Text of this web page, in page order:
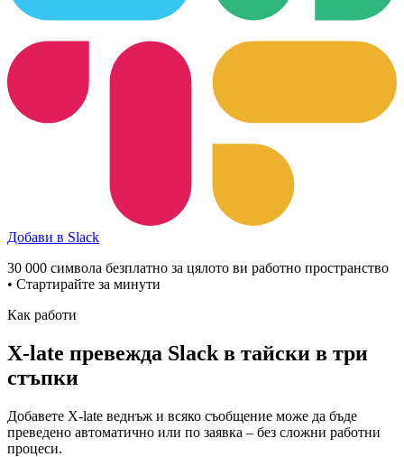
Добави в Slack
30 000 символа безплатно за цялото ви работно пространство
• Стартирайте за минути
Как работи
X-late превежда Slack в тайски в три
стъпки
Добавете X-late веднъж и всяко съобщение може да бъде
преведено автоматично или по заявка – без сложни работни
процеси.